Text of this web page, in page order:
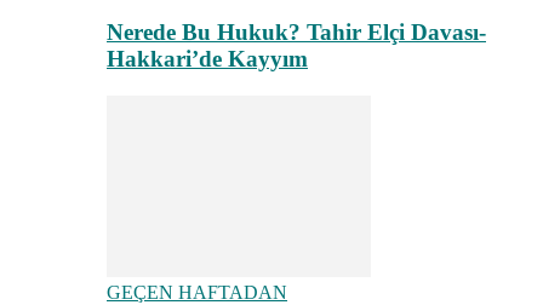
Nerede Bu Hukuk? Tahir Elçi Davası-
Hakkari’de Kayyım
GEÇEN HAFTADAN